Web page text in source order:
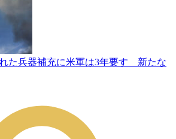
た兵器補充に米軍は3年要す 新たな